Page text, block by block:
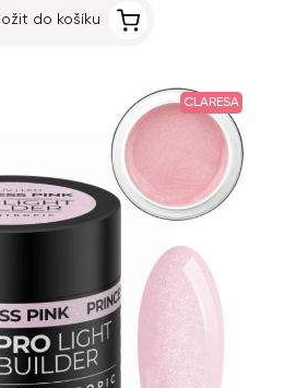
do košíku
CLARESA